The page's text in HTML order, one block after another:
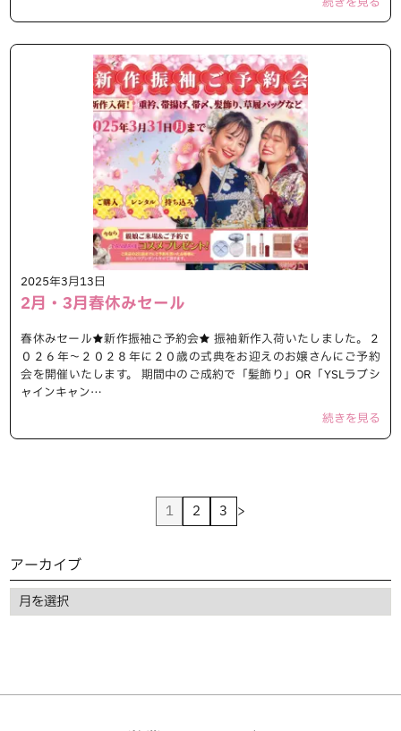
アーカイブ
2025年3月13日
2月・3月春休みセール
春休みセール★新作振袖ご予約会★ 振袖新作入荷いたしました。２
０２６年～２０２８年に２０歳の式典をお迎えのお嬢さんにご予約
会を開催いたします。 期間中のご成約で「髪飾り」OR「YSLラブシ
ャインキャン…
続きを見る
1 2 3 >